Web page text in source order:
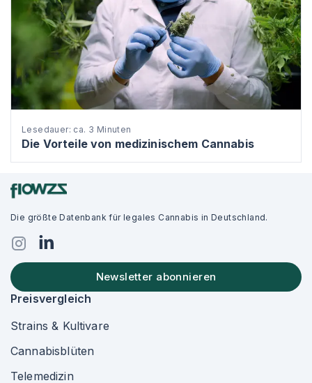
Lesedauer: ca. 3 Minuten
Die Vorteile von medizinischem Cannabis
Die größte Datenbank für legales Cannabis in Deutschland.
Newsletter abonnieren
Preisvergleich
Strains & Kultivare
Cannabisblüten
Telemedizin